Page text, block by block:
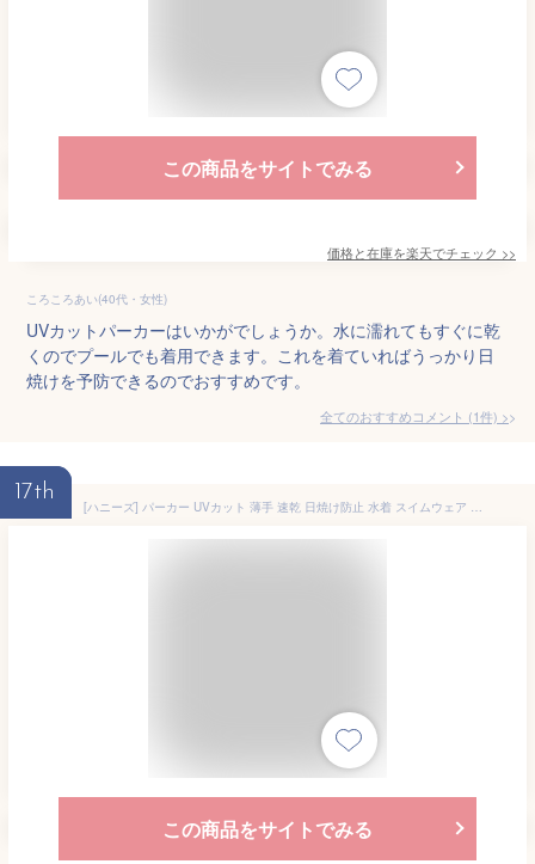
この商品をサイトでみる
価格と在庫を楽天でチェック >>
ころころあい(40代・女性)
UVカットパーカーはいかがでしょうか。水に濡れてもすぐに乾
くのでプールでも着用できます。これを着ていればうっかり日
焼けを予防できるのでおすすめです。
全てのおすすめコメント (1件) >
17th
[ハニーズ] パーカー UVカット 薄手 速乾 日焼け防止 水着 スイムウェア 大人 無地 海 プール レディース フェス 公園 スポーツ観戦 ジョギング 冷房対策 水遊び ママ ステディ 雑誌掲載 ラッシュガードパーカー 585012903267 ラベンダー ＬＬ
この商品をサイトでみる